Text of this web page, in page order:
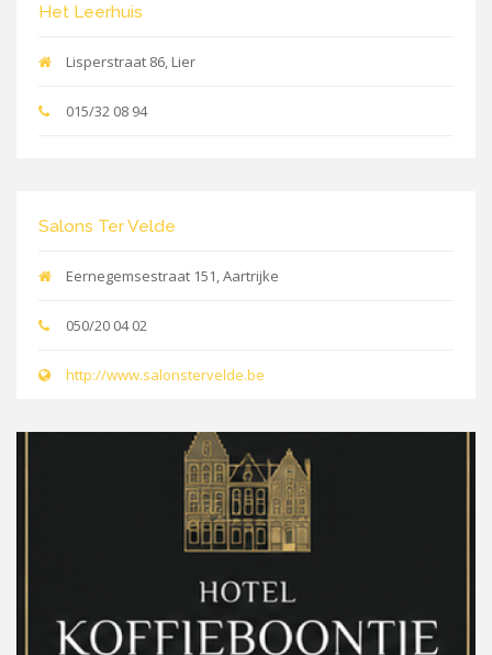
Het Leerhuis
Lisperstraat 86, Lier
015/32 08 94
Salons Ter Velde
Eernegemsestraat 151, Aartrijke
050/20 04 02
http://www.salonstervelde.be